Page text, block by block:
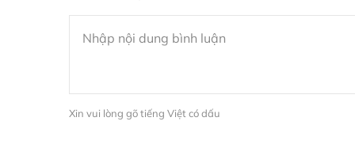
Xin vui lòng gõ tiếng Việt có dấu